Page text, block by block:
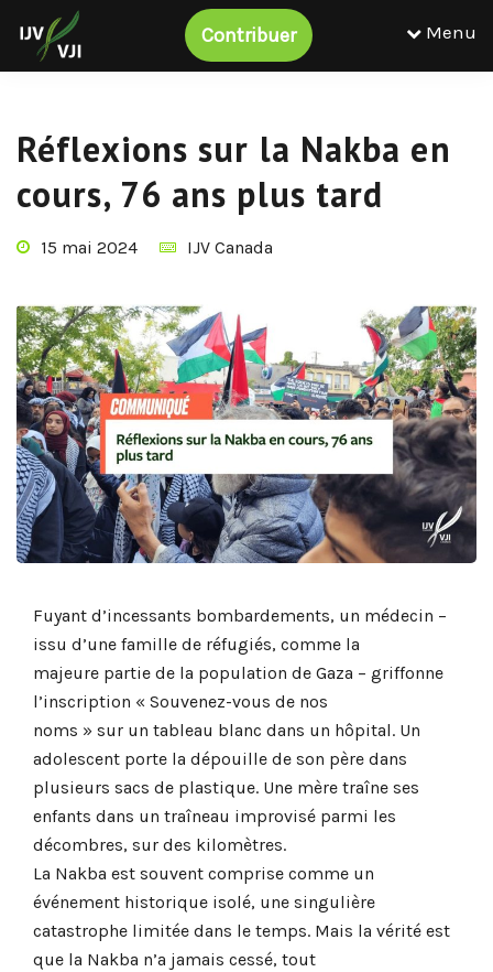
Contribuer Menu
Réflexions sur la Nakba en
cours, 76 ans plus tard
15 mai 2024 IJV Canada
Fuyant d’incessants bombardements, un médecin –
issu d’une famille de réfugiés, comme la
majeure partie de la population de Gaza – griffonne
l’inscription « Souvenez-vous de nos
noms » sur un tableau blanc dans un hôpital. Un
adolescent porte la dépouille de son père dans
plusieurs sacs de plastique. Une mère traîne ses
enfants dans un traîneau improvisé parmi les
décombres, sur des kilomètres.
La Nakba est souvent comprise comme un
événement historique isolé, une singulière
catastrophe limitée dans le temps. Mais la vérité est
que la Nakba n’a jamais cessé, tout